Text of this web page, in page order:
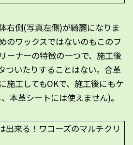
右側(写真左側)が綺麗になりま
のワックスではないのもこのフ
ーナーの特徴の一つで、施工後
ついたりすることはない。合革
施工してもOKで、施工後にもケ
本革シートには使えません)。